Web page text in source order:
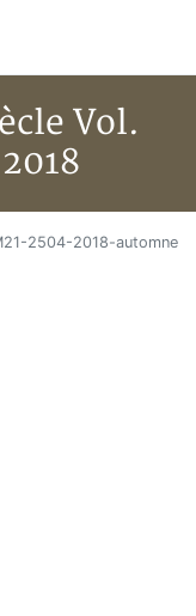
Vol.
4, automne 2018
2504-2018-automne
Vol.